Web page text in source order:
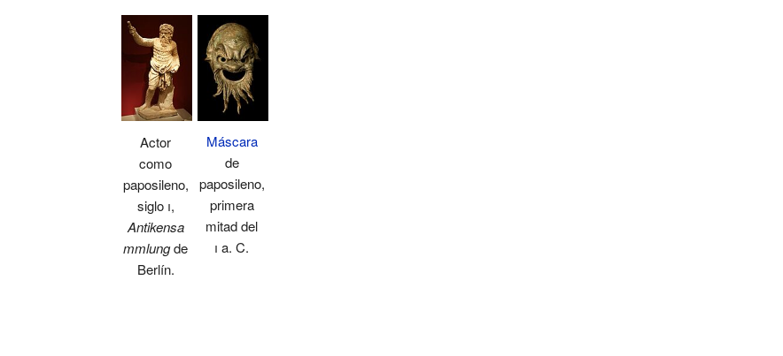
Actor
como
paposileno,
siglo i,
Antikensa
mmlungde
Berlín.
Máscara
de
paposileno,
primera
mitad del
i a. C.